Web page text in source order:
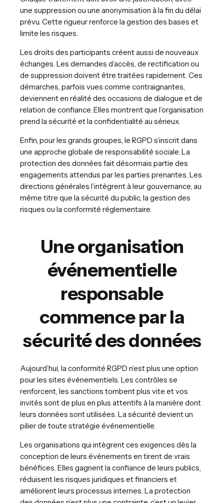
une suppression ou une anonymisation à la fin du délai
prévu. Cette rigueur renforce la gestion des bases et
limite les risques.
Les droits des participants créent aussi de nouveaux
échanges. Les demandes d’accès, de rectification ou
de suppression doivent être traitées rapidement. Ces
démarches, parfois vues comme contraignantes,
deviennent en réalité des occasions de dialogue et de
relation de confiance. Elles montrent que l’organisation
prend la sécurité et la confidentialité au sérieux.
Enfin, pour les grands groupes, le RGPD s’inscrit dans
une approche globale de responsabilité sociale. La
protection des données fait désormais partie des
engagements attendus par les parties prenantes. Les
directions générales l’intègrent à leur gouvernance, au
même titre que la sécurité du public, la gestion des
risques ou la conformité réglementaire.
Une organisation
événementielle
responsable
commence par la
sécurité des données
Aujourd’hui, la conformité RGPD n’est plus une option
pour les sites événementiels. Les contrôles se
renforcent, les sanctions tombent plus vite et vos
invités sont de plus en plus attentifs à la manière dont
leurs données sont utilisées. La sécurité devient un
pilier de toute stratégie événementielle.
Les organisations qui intègrent ces exigences dès la
conception de leurs événements en tirent de vrais
bénéfices. Elles gagnent la confiance de leurs publics,
réduisent les risques juridiques et financiers et
améliorent leurs processus internes. La protection